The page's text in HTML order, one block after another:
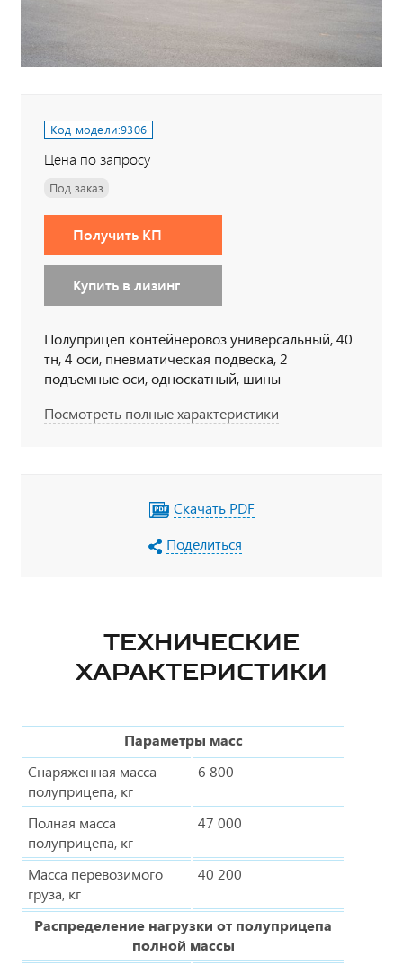
Код модели:9306
Цена по запросу
Под заказ
Получить КП
Купить в лизинг
Полуприцеп контейнеровоз универсальный, 40
тн, 4 оси, пневматическая подвеска, 2
подъемные оси, односкатный, шины
TEBS, огнетушитель, заземление, набор ADR
Посмотреть полные характеристики
Скачать PDF
Поделиться
ТЕХНИЧЕСКИЕ
ХАРАКТЕРИСТИКИ
Параметры масс
Снаряженная масса
полуприцепа, кг
6 800
Полная масса
полуприцепа, кг
47 000
Масса перевозимого
груза, кг
40 200
Распределение нагрузки от полуприцепа
полной массы